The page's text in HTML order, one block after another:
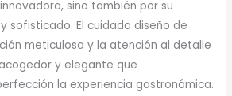
sino también por su
sofisticado. El cuidado diseño de
meticulosa y la atención al detalle
y elegante que
la experiencia gastronómica.